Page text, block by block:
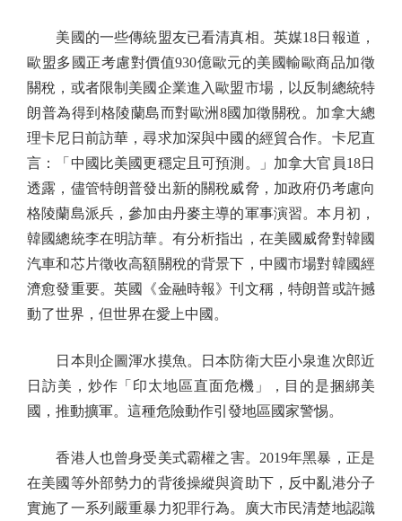
美國的一些傳統盟友已看清真相。英媒18日報道，
歐盟多國正考慮對價值930億歐元的美國輸歐商品加徵
關稅，或者限制美國企業進入歐盟市場，以反制總統特
朗普為得到格陵蘭島而對歐洲8國加徵關稅。加拿大總
理卡尼日前訪華，尋求加深與中國的經貿合作。卡尼直
言：「中國比美國更穩定且可預測。」加拿大官員18日
透露，儘管特朗普發出新的關稅威脅，加政府仍考慮向
格陵蘭島派兵，參加由丹麥主導的軍事演習。本月初，
韓國總統李在明訪華。有分析指出，在美國威脅對韓國
汽車和芯片徵收高額關稅的背景下，中國市場對韓國經
濟愈發重要。英國《金融時報》刊文稱，特朗普或許撼
動了世界，但世界在愛上中國。
日本則企圖渾水摸魚。日本防衛大臣小泉進次郎近
日訪美，炒作「印太地區直面危機」，目的是捆綁美
國，推動擴軍。這種危險動作引發地區國家警惕。
香港人也曾身受美式霸權之害。2019年黑暴，正是
在美國等外部勢力的背後操縱與資助下，反中亂港分子
實施了一系列嚴重暴力犯罪行為。廣大市民清楚地認識